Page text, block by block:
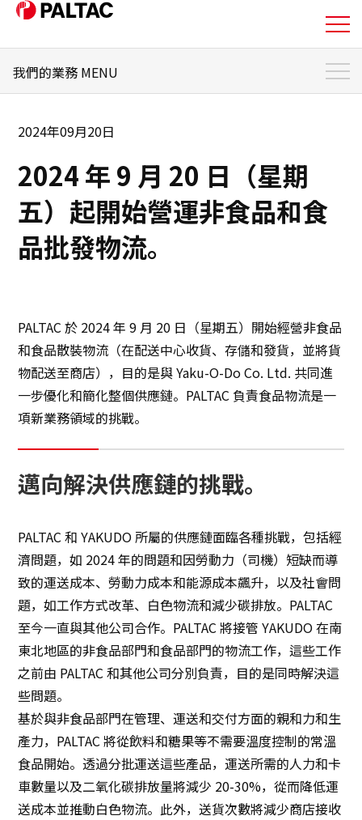
我們的業務
我們的業務
企業資訊
永續發展
永續發展
創新
創新
聯絡我們
日本語 ENGLISH 簡体中文 繫体中文
我們的業務 MENU
我們的業務 首頁
業務主題
希望在日本開展業務的零售商
希望在日本開發銷售通路的製造商
希望進入全球市場並採購產品的零售商和製造商
2024年09月20日
2024 年 9 月 20 日（星期
五）起開始營運非食品和食
品批發物流。
PALTAC 於 2024 年 9 月 20 日（星期五）開始經營非食品
和食品散裝物流（在配送中心收貨、存儲和發貨，並將貨
物配送至商店），目的是與 Yaku-O-Do Co. Ltd. 共同進
一步優化和簡化整個供應鏈。PALTAC 負責食品物流是一
項新業務領域的挑戰。
邁向解決供應鏈的挑戰。
PALTAC 和 YAKUDO 所屬的供應鏈面臨各種挑戰，包括經
濟問題，如 2024 年的問題和因勞動力（司機）短缺而導
致的運送成本、勞動力成本和能源成本飆升，以及社會問
題，如工作方式改革、白色物流和減少碳排放。PALTAC
至今一直與其他公司合作。PALTAC 將接管 YAKUDO 在南
東北地區的非食品部門和食品部門的物流工作，這些工作
之前由 PALTAC 和其他公司分別負責，目的是同時解決這
些問題。
基於與非食品部門在管理、運送和交付方面的親和力和生
產力，PALTAC 將從飲料和糖果等不需要溫度控制的常溫
食品開始。透過分批運送這些產品，運送所需的人力和卡
車數量以及二氧化碳排放量將減少 20-30%，從而降低運
送成本並推動白色物流。此外，送貨次數將減少商店接收